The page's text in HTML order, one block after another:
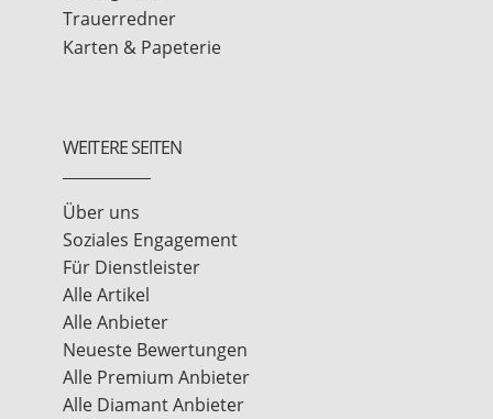
Trauerredner
Karten & Papeterie
WEITERE SEITEN
Über uns
Soziales Engagement
Für Dienstleister
Alle Artikel
Alle Anbieter
Neueste Bewertungen
Alle Premium Anbieter
Alle Diamant Anbieter